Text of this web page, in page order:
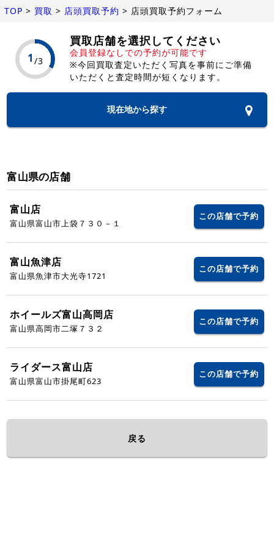
TOP > 買取 > 店頭買取予約 > 店頭買取予約フォーム
買取店舗を選択してください
会員登録なしでの予約が可能です
※今回買取査定いただく写真を事前にご準備
いただくと査定時間が短くなります。
現在地から探す
富山県の店舗
富山店
富山県富山市上袋７３０－１
この店舗で予約
富山魚津店
富山県魚津市大光寺1721
この店舗で予約
ホイールズ富山高岡店
富山県高岡市二塚７３２
この店舗で予約
ライダース富山店
富山県富山市掛尾町623
この店舗で予約
戻る